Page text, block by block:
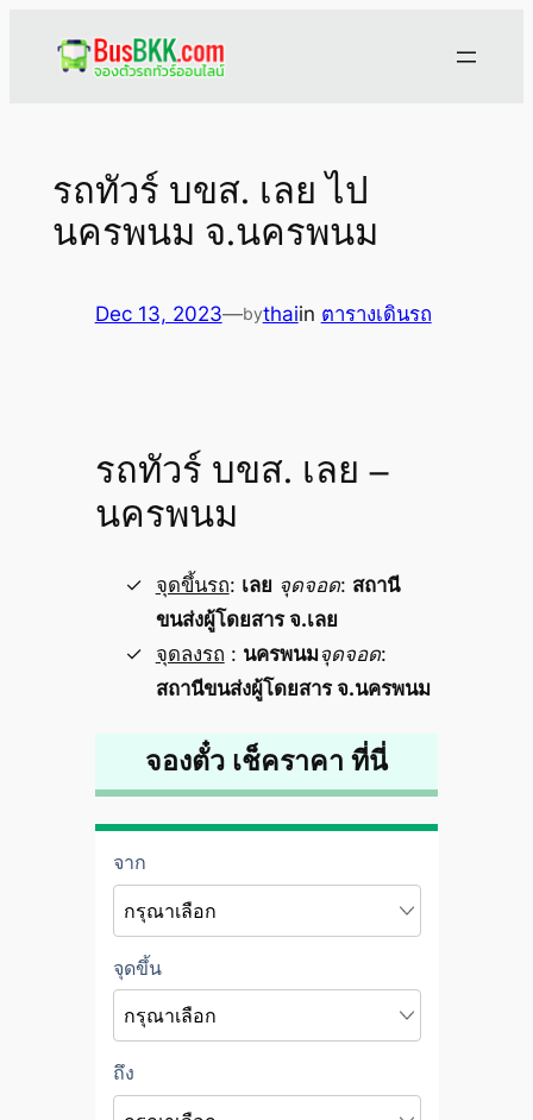
รถทัวร์ บขส. เลย ไป
นครพนม จ.นครพนม
Dec 13, 2023—bythaiin ตารางเดินรถ
รถทัวร์ บขส. เลย –
นครพนม
จุดขึ้นรถ: เลย จุดจอด: สถานี
ขนส่งผู้โดยสาร จ.เลย
จุดลงรถ : นครพนมจุดจอด:
สถานีขนส่งผู้โดยสาร จ.นครพนม
จองตั๋ว เช็คราคา ที่นี่